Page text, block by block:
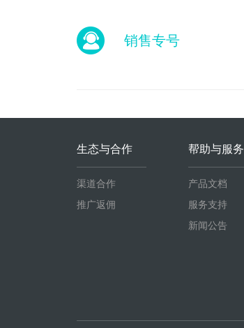
销售专号
生态与合作
渠道合作
推广返佣
帮助与服务
产品文档
服务支持
新闻公告